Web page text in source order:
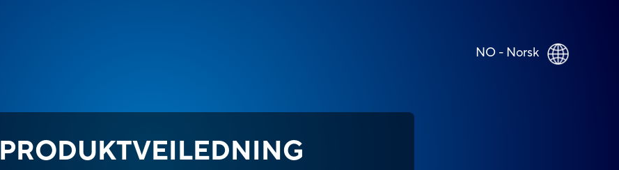
NO - Norsk
PRODUKTVEILEDNING